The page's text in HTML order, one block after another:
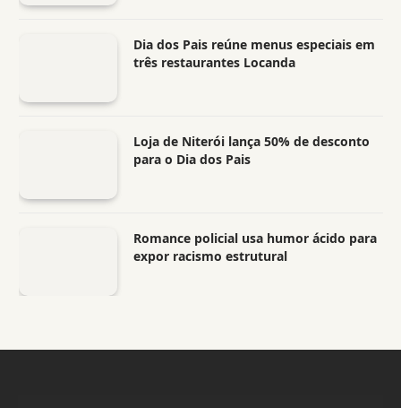
Dia dos Pais reúne menus especiais em
três restaurantes Locanda
Loja de Niterói lança 50% de desconto
para o Dia dos Pais
Romance policial usa humor ácido para
expor racismo estrutural